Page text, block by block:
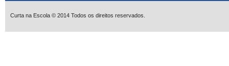
Curta na Escola © 2014 Todos os direitos reservados.